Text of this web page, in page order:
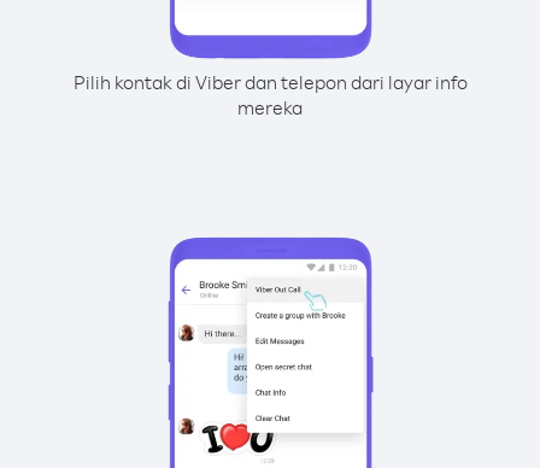
Pilih kontak di Viber dan telepon dari layar info
mereka